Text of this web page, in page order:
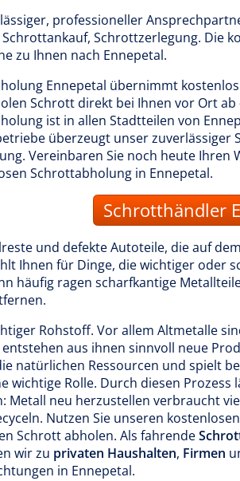
professioneller
Schrottzerlegung. Die
zu Ihnen nach Ennepetal.
Ennepetal übernimmt
Schrott direkt bei Ihnen vor Ort
ist in allen Stadtteilen von
überzeugt unser
Vereinbaren Sie noch heute Ihren
Schrottabholung in Ennepetal.
Schrotthändler
und defekte Autoteile, die auf
Ihnen für Dinge, die wichtiger oder
häufig ragen scharfkantige
Rohstoff. Vor allem Altmetalle
aus ihnen sinnvoll neue
natürlichen Ressourcen und spielt
wichtige Rolle. Durch diesen Prozess
Metall neu herzustellen verbraucht
Nutzen Sie unseren
Schrott abholen. Als fahrende
wir zu privaten Haushalten, Firmen
in Ennepetal.